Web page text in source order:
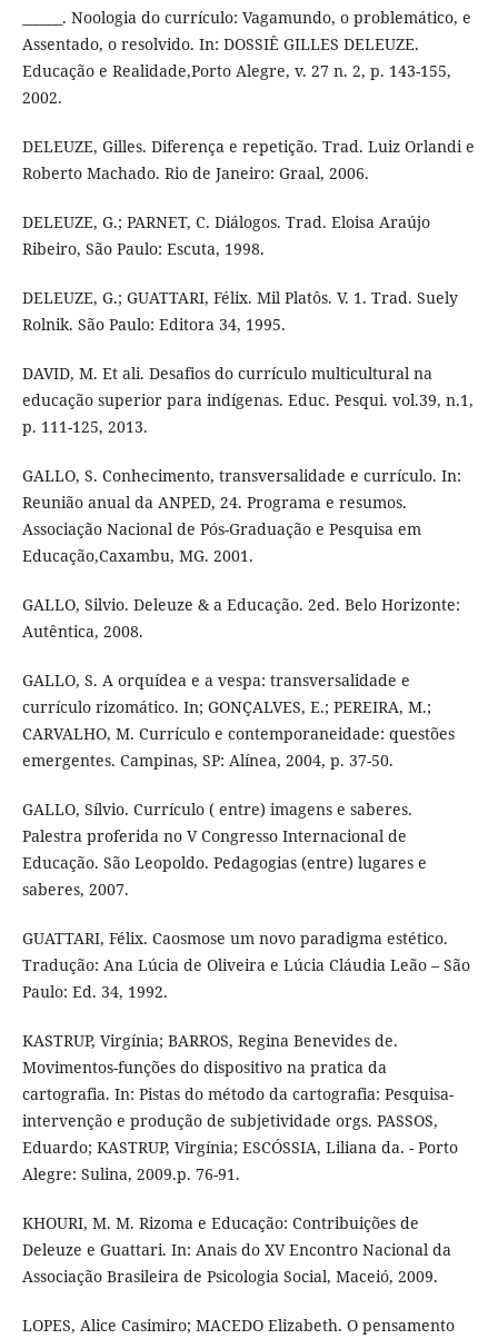
______. Noologia do currículo: Vagamundo, o problemático, e
Assentado, o resolvido. In: DOSSIÊ GILLES DELEUZE.
Educação e Realidade,Porto Alegre, v. 27 n. 2, p. 143-155,
2002.
DELEUZE, Gilles. Diferença e repetição. Trad. Luiz Orlandi e
Roberto Machado. Rio de Janeiro: Graal, 2006.
DELEUZE, G.; PARNET, C. Diálogos. Trad. Eloisa Araújo
Ribeiro, São Paulo: Escuta, 1998.
DELEUZE, G.; GUATTARI, Félix. Mil Platôs. V. 1. Trad. Suely
Rolnik. São Paulo: Editora 34, 1995.
DAVID, M. Et ali. Desafios do currículo multicultural na
educação superior para indígenas. Educ. Pesqui. vol.39, n.1,
p. 111-125, 2013.
GALLO, S. Conhecimento, transversalidade e currículo. In:
Reunião anual da ANPED, 24. Programa e resumos.
Associação Nacional de Pós-Graduação e Pesquisa em
Educação,Caxambu, MG. 2001.
GALLO, Silvio. Deleuze & a Educação. 2ed. Belo Horizonte:
Autêntica, 2008.
GALLO, S. A orquídea e a vespa: transversalidade e
currículo rizomático. In; GONÇALVES, E.; PEREIRA, M.;
CARVALHO, M. Currículo e contemporaneidade: questões
emergentes. Campinas, SP: Alínea, 2004, p. 37-50.
GALLO, Sílvio. Currículo ( entre) imagens e saberes.
Palestra proferida no V Congresso Internacional de
Educação. São Leopoldo. Pedagogias (entre) lugares e
saberes, 2007.
GUATTARI, Félix. Caosmose um novo paradigma estético.
Tradução: Ana Lúcia de Oliveira e Lúcia Cláudia Leão – São
Paulo: Ed. 34, 1992.
KASTRUP, Virgínia; BARROS, Regina Benevides de.
Movimentos-funções do dispositivo na pratica da
cartografia. In: Pistas do método da cartografia: Pesquisa-
intervenção e produção de subjetividade orgs. PASSOS,
Eduardo; KASTRUP, Virgínia; ESCÓSSIA, Liliana da. - Porto
Alegre: Sulina, 2009.p. 76-91.
KHOURI, M. M. Rizoma e Educação: Contribuições de
Deleuze e Guattari. In: Anais do XV Encontro Nacional da
Associação Brasileira de Psicologia Social, Maceió, 2009.
LOPES, Alice Casimiro; MACEDO Elizabeth. O pensamento